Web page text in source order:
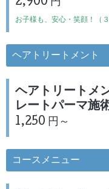
お子様も、安心・笑顔！（３
ヘアトリートメント
ヘアトリートメ
レートパーマ施
1,250 円～
コースメニュー